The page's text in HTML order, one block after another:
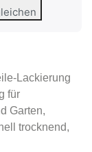
Lackierung
für
Garten,
trocknend,